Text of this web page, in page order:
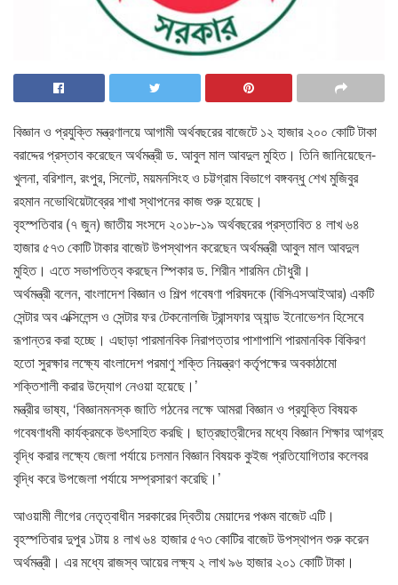
বিজ্ঞান ও প্রযুক্তি মন্ত্রণালয়ে আগামী অর্থবছরের বাজেটে ১২ হাজার ২০০ কোটি টাকা
বরাদ্দের প্রস্তাব করেছেন অর্থমন্ত্রী ড. আবুল মাল আবদুল মুহিত। তিনি জানিয়েছেন-
খুলনা, বরিশাল, রংপুর, সিলেট, ময়মনসিংহ ও চট্টগ্রাম বিভাগে বঙ্গবন্ধু শেখ মুজিবুর
রহমান নভোথিয়েটাব্রের শাখা স্থাপনের কাজ শুরু হয়েছে।
বৃহস্পতিবার (৭ জুন) জাতীয় সংসদে ২০১৮-১৯ অর্থবছরের প্রস্তাবিত ৪ লাখ ৬৪
হাজার ৫৭৩ কোটি টাকার বাজেট উপস্থাপন করেছেন অর্থমন্ত্রী আবুল মাল আবদুল
মুহিত। এতে সভাপতিত্ব করছেন স্পিকার ড. শিরীন শারমিন চৌধুরী।
অর্থমন্ত্রী বলেন, বাংলাদেশ বিজ্ঞান ও শিল্প গবেষণা পরিষদকে (বিসিএসআইআর) একটি
সেন্টার অব এক্সিলেন্স ও সেন্টার ফর টেকনোলজি ট্রান্সফার অ্যান্ড ইনোভেশন হিসেবে
রূপান্তর করা হচ্ছে। এছাড়া পারমানবিক নিরাপত্তার পাশাপাশি পারমানবিক বিকিরণ
হতো সুরক্ষার লক্ষ্যে বাংলাদেশ পরমাণু শক্তি নিয়ন্ত্রণ কর্তৃপক্ষের অবকাঠামো
শক্তিশালী করার উদ্যোগ নেওয়া হয়েছে।’
মন্ত্রীর ভাষ্য, ‘বিজ্ঞানমনস্ক জাতি গঠনের লক্ষে আমরা বিজ্ঞান ও প্রযুক্তি বিষয়ক
গবেষণাধমী কার্যক্রমকে উৎসাহিত করছি। ছাত্রছাত্রীদের মধ্যে বিজ্ঞান শিক্ষার আগ্রহ
বৃদ্ধি করার লক্ষ্যে জেলা পর্যায়ে চলমান বিজ্ঞান বিষয়ক কুইজ প্রতিযোগিতার কলেবর
বৃদ্ধি করে উপজেলা পর্যায়ে সম্প্রসারণ করেছি।’
আওয়ামী লীগের নেতৃত্বাধীন সরকারের দ্বিতীয় মেয়াদের পঞ্চম বাজেট এটি।
বৃহস্পতিবার দুপুর ১টায় ৪ লাখ ৬৪ হাজার ৫৭৩ কোটির বাজেট উপস্থাপন শুরু করেন
অর্থমন্ত্রী। এর মধ্যে রাজস্ব আয়ের লক্ষ্য ২ লাখ ৯৬ হাজার ২০১ কোটি টাকা।